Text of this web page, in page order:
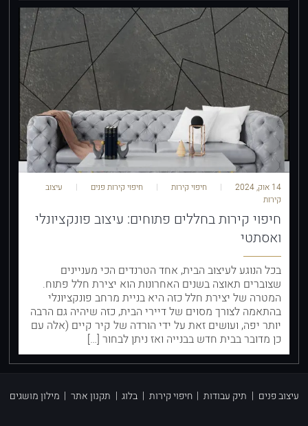
14 אוק, 2024 חיפוי קירות חיפוי קירות פנים
עיצוב
קירות
חיפוי קירות בחללים פתוחים: עיצוב פונקציונלי
ואסתטי
בכל הנוגע לעיצוב הבית, אחד הטרנדים הכי מעניינים
שצוברים תאוצה בשנים האחרונות הוא יצירת חלל פתוח.
המטרה של יצירת חלל כזה היא בניית מרחב פונקציונלי
בהתאמה לצורך מסוים של דיירי הבית, כזה שיהיה גם הרבה
יותר יפה, ועושים זאת על ידי הורדה של קיר קיים (אלה עם
כן מדובר בבית חדש בבנייה ואז ניתן לבחור […]
עיצוב פנים | תיק עבודות | חיפוי קירות | בלוג | תקנון אתר | מילון מושגים